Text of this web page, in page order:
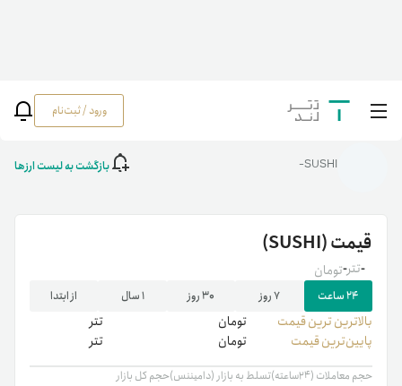
ورود / ثبت‌نام خانه رمزارزها/
SUSHI
SUSHI- بازگشت به لیست ارزها
قیمت(SUSHI)
-تومان -تتر
۲۴ ساعت ۷ روز ۳۰ روز ۱ سال از ابتدا
بالاترین ‌ترین قیمت تومان
تتر
پایین‌ترین قیمت
تومان تتر
حجم معاملات (۲۴ساعته) تسلط به بازار (دامیننس)حجم کل بازار